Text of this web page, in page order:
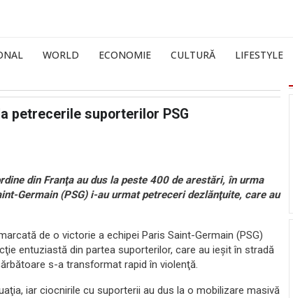
WORLD ECONOMIE CULTURĂ LIFESTYLE
petrecerile suporterilor PSG
din Franţa au dus la peste 400 de arestări, în urma
Germain (PSG) i-au urmat petreceri dezlănţuite, care au
de o victorie a echipei Paris Saint-Germain (PSG)
entuziastă din partea suporterilor, care au ieşit în stradă
s-a transformat rapid în violenţă.
iar ciocnirile cu suporterii au dus la o mobilizare masivă